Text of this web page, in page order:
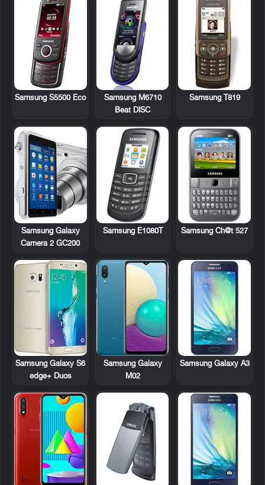
Samsung T819
Samsung M6710
Beat DISC
Samsung S5500 Eco
Samsung Ch@t 527
Samsung E1080T
Samsung Galaxy
Camera 2 GC200
Samsung Galaxy A3
Samsung Galaxy
M02
Samsung Galaxy S6
edge+ Duos